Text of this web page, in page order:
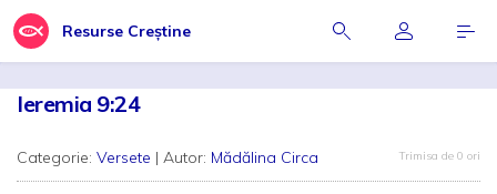
Resurse Creștine
Ieremia 9:24
Categorie: Versete | Autor: Mădălina Circa Trimisa de 0 ori